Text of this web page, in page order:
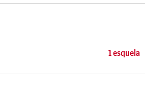
1 esquela